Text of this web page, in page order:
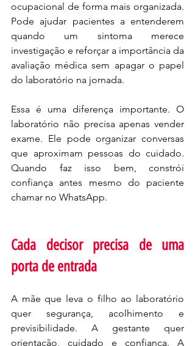
ocupacional de forma mais organizada.
Pode ajudar pacientes a entenderem
quando um sintoma merece
investigação e reforçar a importância da
avaliação médica sem apagar o papel
do laboratório na jornada.
Essa é uma diferença importante. O
laboratório não precisa apenas vender
exame. Ele pode organizar conversas
que aproximam pessoas do cuidado.
Quando faz isso bem, constrói
confiança antes mesmo do paciente
chamar no WhatsApp.
Cada decisor precisa de uma
porta de entrada
A mãe que leva o filho ao laboratório
quer segurança, acolhimento e
previsibilidade. A gestante quer
orientação, cuidado e confiança. A